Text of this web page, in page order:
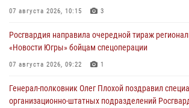
07 августа 2026, 10:15 3
Росгвардия направила очередной тираж
«Новости Югры» бойцам спецоперации
07 августа 2026, 09:22 1
Генерал-полковник Олег Плохой поздравил
организационно-штатных подразделений